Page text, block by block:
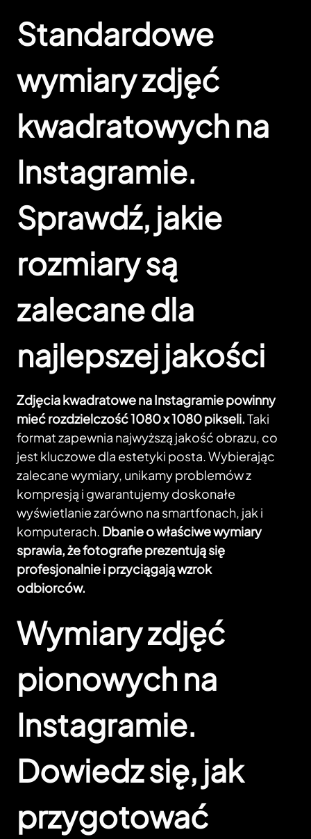
Standardowe
wymiary zdjęć
kwadratowych na
Instagramie.
Sprawdź, jakie
rozmiary są
zalecane dla
najlepszej jakości
Zdjęcia kwadratowe na Instagramie powinny
mieć rozdzielczość 1080 x 1080 pikseli.Taki
format zapewnia najwyższą jakość obrazu, co
jest kluczowe dla estetyki posta. Wybierając
zalecane wymiary, unikamy problemów z
kompresją i gwarantujemy doskonałe
wyświetlanie zarówno na smartfonach, jak i
komputerach. Dbanie o właściwe wymiary
sprawia, że fotografie prezentują się
profesjonalnie i przyciągają wzrok
odbiorców.
Wymiary zdjęć
pionowych na
Instagramie.
Dowiedz się, jak
przygotować